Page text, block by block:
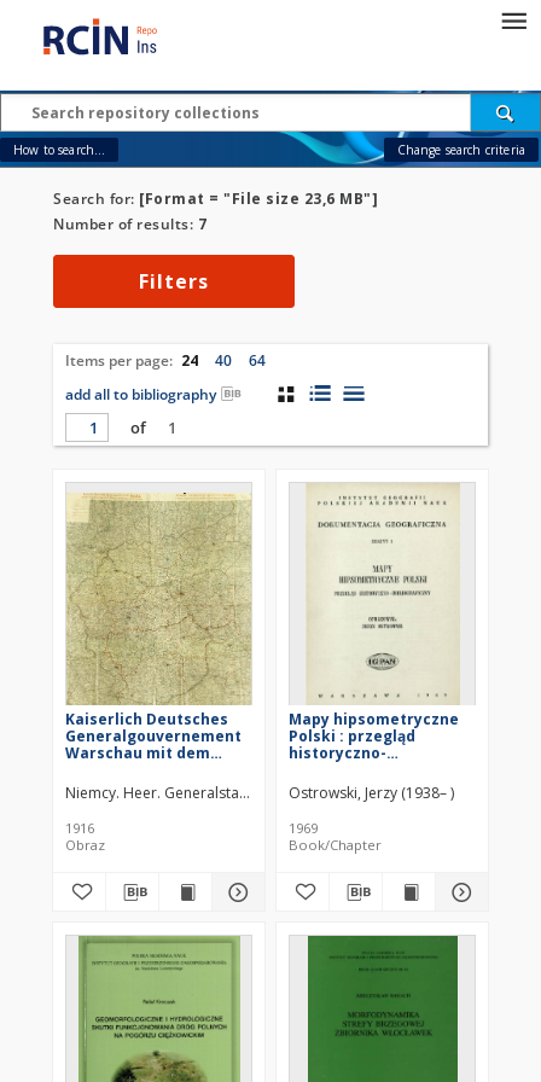
How to search... Change search criteria
Search for: [Format = "File size 23,6 MB"]
Number of results: 7
Filters
Items per page: 24 40
64
add all to bibliography
of
1
Kaiserlich Deutsches
Generalgouvernement
Warschau mit dem
Millitärgeneralgouvernement
in Polen
Niemcy. Heer. Generalstab. Kartographische Abteilung
1916
Obraz
Mapy hipsometryczne
Polski : przegląd
historyczno-
Ostrowski, Jerzy (1938– )
1969
Book/Chapter